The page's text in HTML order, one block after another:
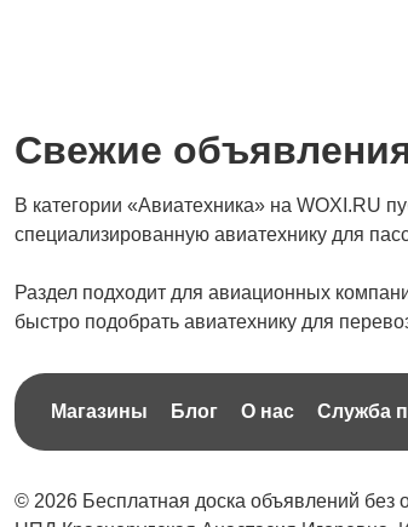
Свежие
В категории «Авиатехника» на WOXI.RU
специализированную авиатехнику для
Раздел подходит для авиационных
быстро подобрать авиатехнику для
Магазины Блог О нас Служба
© 2026 Бесплатная доска объявлений без